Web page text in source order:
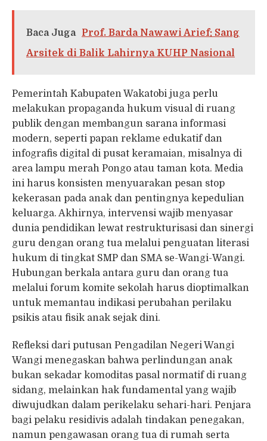
Baca Juga
Prof. Barda Nawawi Arief: Sang
Arsitek di Balik Lahirnya KUHP Nasional
Pemerintah Kabupaten Wakatobi juga perlu
melakukan propaganda hukum visual di ruang
publik dengan membangun sarana informasi
modern, seperti papan reklame edukatif dan
infografis digital di pusat keramaian, misalnya di
area lampu merah Pongo atau taman kota. Media
ini harus konsisten menyuarakan pesan stop
kekerasan pada anak dan pentingnya kepedulian
keluarga. Akhirnya, intervensi wajib menyasar
dunia pendidikan lewat restrukturisasi dan sinergi
guru dengan orang tua melalui penguatan literasi
hukum di tingkat SMP dan SMA se-Wangi-Wangi.
Hubungan berkala antara guru dan orang tua
melalui forum komite sekolah harus dioptimalkan
untuk memantau indikasi perubahan perilaku
psikis atau fisik anak sejak dini.
Refleksi dari putusan Pengadilan Negeri Wangi
Wangi menegaskan bahwa perlindungan anak
bukan sekadar komoditas pasal normatif di ruang
sidang, melainkan hak fundamental yang wajib
diwujudkan dalam perikelaku sehari-hari. Penjara
bagi pelaku residivis adalah tindakan penegakan,
namun pengawasan orang tua di rumah serta